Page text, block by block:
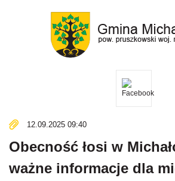
12.09.2025 09:40
Obecność łosi w
ważne informacje dla